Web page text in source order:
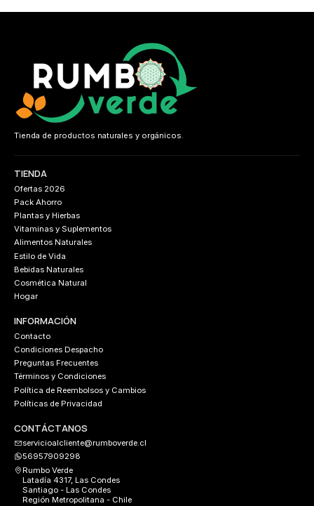
Tienda de productos naturales y orgánicos.
TIENDA
Ofertas 2026
Pack Ahorro
Plantas y Hierbas
Vitaminas y Suplementos
Alimentos Naturales
Estilo de Vida
Bebidas Naturales
Cosmética Natural
Hogar
INFORMACIÓN
Contacto
Condiciones Despacho
Preguntas Frecuentes
Términos y Condiciones
Política de Reembolsos y Cambios
Políticas de Privacidad
CONTÁCTANOS
servicioalcliente@rumboverde.cl
56957909298
Rumbo Verde
Latadía 4317, Las Condes
Santiago - Las Condes
Región Metropolitana - Chile